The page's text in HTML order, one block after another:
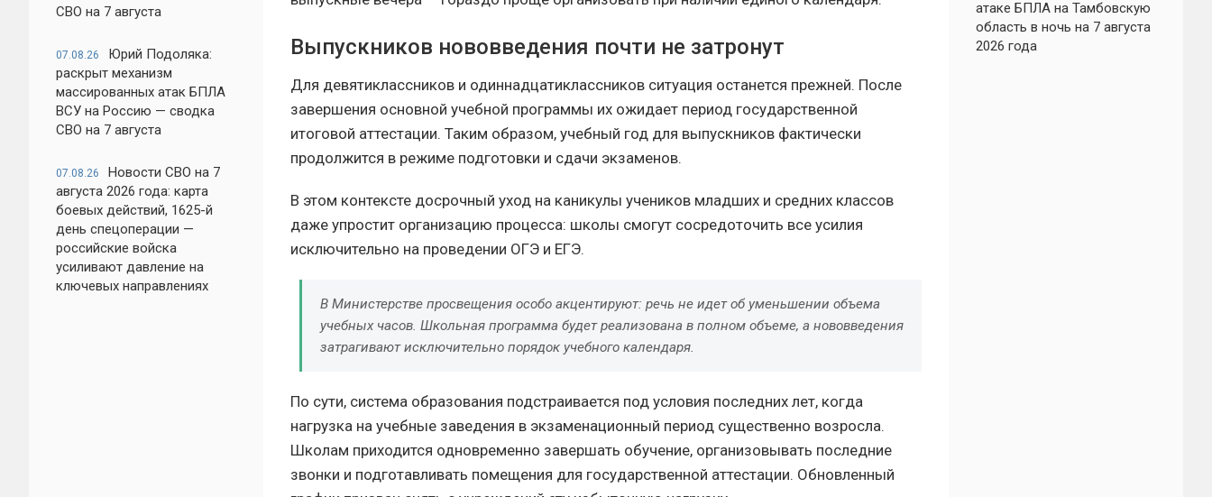
СВО на 7 августа
07.08.26
Юрий Подоляка:
раскрыт механизм
массированных атак БПЛА
ВСУ на Россию — сводка
СВО на 7 августа
07.08.26
Новости СВО на 7
августа 2026 года: карта
боевых действий, 1625-й
день спецоперации —
российские войска
усиливают давление на
ключевых направлениях
Выпускников нововведения почти не затронут
Для девятиклассников и одиннадцатиклассников ситуация останется прежней. После
завершения основной учебной программы их ожидает период государственной
итоговой аттестации. Таким образом, учебный год для выпускников фактически
продолжится в режиме подготовки и сдачи экзаменов.
В этом контексте досрочный уход на каникулы учеников младших и средних классов
даже упростит организацию процесса: школы смогут сосредоточить все усилия
исключительно на проведении ОГЭ и ЕГЭ.
В Министерстве просвещения особо акцентируют: речь не идет об уменьшении объема
учебных часов. Школьная программа будет реализована в полном объеме, а нововведения
затрагивают исключительно порядок учебного календаря.
По сути, система образования подстраивается под условия последних лет, когда
нагрузка на учебные заведения в экзаменационный период существенно возросла.
Школам приходится одновременно завершать обучение, организовывать последние
звонки и подготавливать помещения для государственной аттестации. Обновленный
атаке БПЛА на Тамбовскую
область в ночь на 7 августа
2026 года